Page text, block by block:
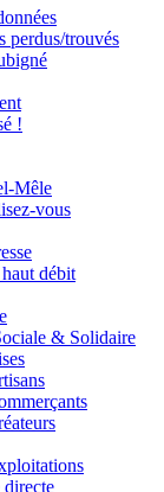
perdus/trouvés
!
Mêle
vous
débit
& Solidaire
directe